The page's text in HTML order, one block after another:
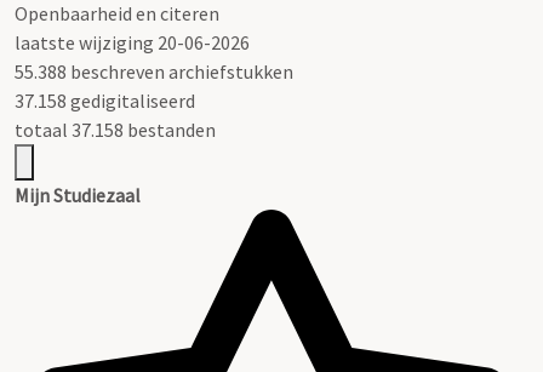
Openbaarheid en citeren
laatste wijziging 20-06-2026
55.388 beschreven archiefstukken
37.158 gedigitaliseerd
totaal 37.158 bestanden
Mijn Studiezaal